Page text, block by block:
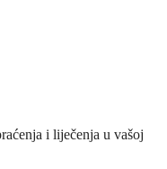
i liječenja u vašoj